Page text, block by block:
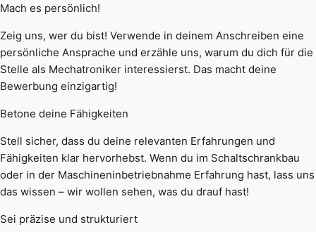
Mach es persönlich!
Zeig uns, wer du bist! Verwende in deinem Anschreiben eine
persönliche Ansprache und erzähle uns, warum du dich für die
Stelle als Mechatroniker interessierst. Das macht deine
Bewerbung einzigartig!
Betone deine Fähigkeiten
Stell sicher, dass du deine relevanten Erfahrungen und
Fähigkeiten klar hervorhebst. Wenn du im Schaltschrankbau
oder in der Maschineninbetriebnahme Erfahrung hast, lass uns
das wissen – wir wollen sehen, was du drauf hast!
Sei präzise und strukturiert